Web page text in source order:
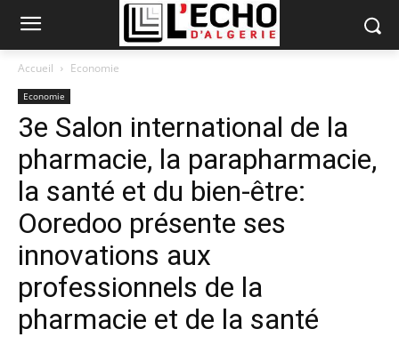
Accueil Economie
Economie
3e Salon international de la
pharmacie, la parapharmacie,
la santé et du bien-être:
Ooredoo présente ses
innovations aux
professionnels de la
pharmacie et de la santé